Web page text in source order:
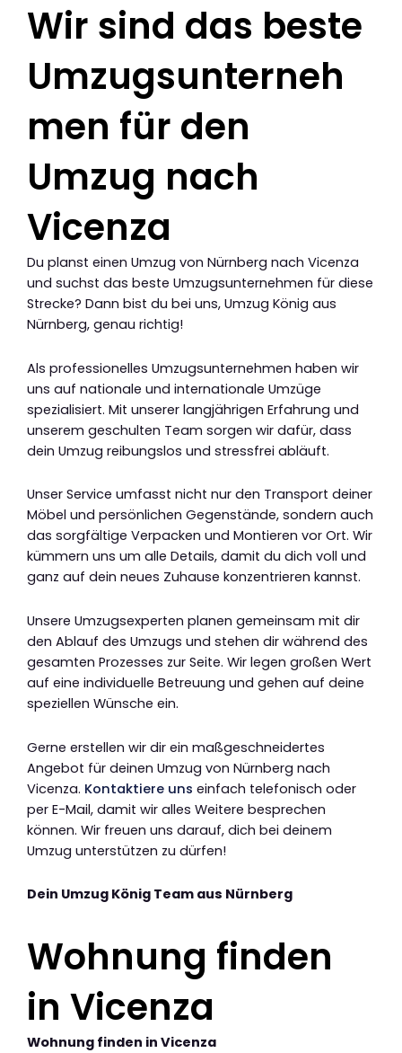
Wir sind das beste
Umzugsunterneh
men für den
Umzug nach
Vicenza
Du planst einen Umzug von Nürnberg nach Vicenza
und suchst das beste Umzugsunternehmen für diese
Strecke? Dann bist du bei uns, Umzug König aus
Nürnberg, genau richtig!
Als professionelles Umzugsunternehmen haben wir
uns auf nationale und internationale Umzüge
spezialisiert. Mit unserer langjährigen Erfahrung und
unserem geschulten Team sorgen wir dafür, dass
dein Umzug reibungslos und stressfrei abläuft.
Unser Service umfasst nicht nur den Transport deiner
Möbel und persönlichen Gegenstände, sondern auch
das sorgfältige Verpacken und Montieren vor Ort. Wir
kümmern uns um alle Details, damit du dich voll und
ganz auf dein neues Zuhause konzentrieren kannst.
Unsere Umzugsexperten planen gemeinsam mit dir
den Ablauf des Umzugs und stehen dir während des
gesamten Prozesses zur Seite. Wir legen großen Wert
auf eine individuelle Betreuung und gehen auf deine
speziellen Wünsche ein.
Gerne erstellen wir dir ein maßgeschneidertes
Angebot für deinen Umzug von Nürnberg nach
Vicenza. Kontaktiere uns einfach telefonisch oder
per E-Mail, damit wir alles Weitere besprechen
können. Wir freuen uns darauf, dich bei deinem
Umzug unterstützen zu dürfen!
Dein Umzug König Team aus Nürnberg
Wohnung finden
in Vicenza
Wohnung finden in Vicenza